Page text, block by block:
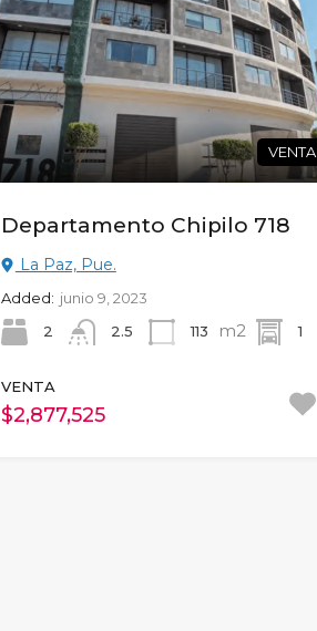
VENTA
Departamento Chipilo 718
La Paz, Pue.
Added: junio 9, 2023
2
2.5 113 m2 1
VENTA
$2,877,525